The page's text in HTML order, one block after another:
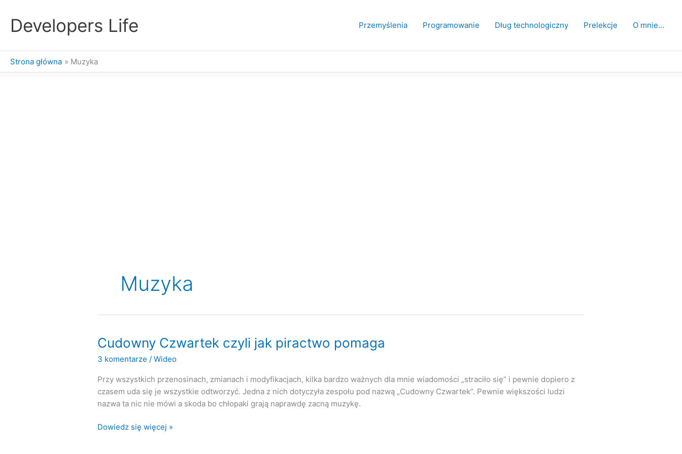
treściDevelopers Life Przemyślenia Programowanie Dług technologiczny Prelekcje O mnie…
Strona główna Muzyka
Muzyka
Cudowny Czwartek czyli jak piractwo pomaga
3 komentarze / Wideo
Przy wszystkich przenosinach, zmianach i modyfikacjach, kilka bardzo ważnych dla mnie wiadomości „straciło się” i pewnie dopiero z
czasem uda się je wszystkie odtworzyć. Jedna z nich dotyczyła zespołu pod nazwą „Cudowny Czwartek”. Pewnie większości ludzi
nazwa ta nic nie mówi a skoda bo chłopaki grają naprawdę zacną muzykę.
Cudowny
Dowiedz się więcej »